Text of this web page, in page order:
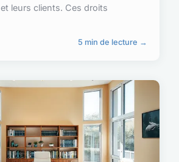
leurs clients. Ces droits
5 min de lecture →